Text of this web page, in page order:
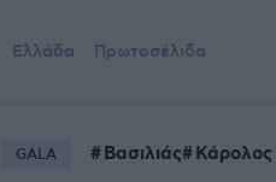
Ελλάδα Πρωτοσέλιδα
GALA Βασιλιάς Κάρολος